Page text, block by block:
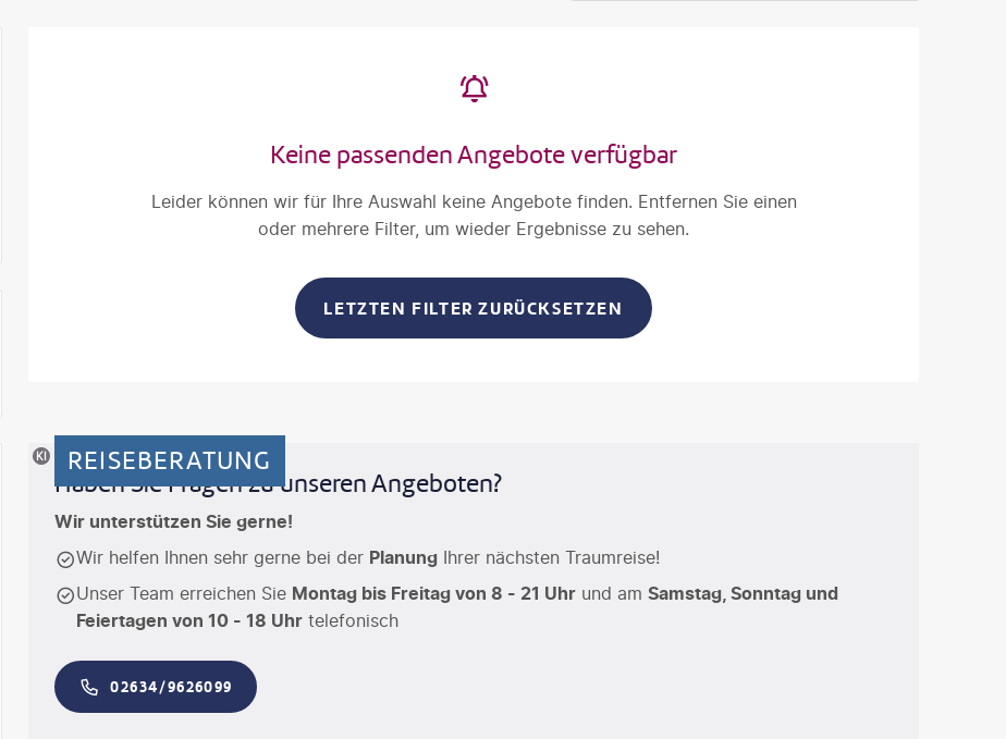
Keine passenden Angebote verfügbar
Leider können wir für Ihre Auswahl keine Angebote finden. Entfernen Sie einen
oder mehrere Filter, um wieder Ergebnisse zu sehen.
LETZTEN FILTER ZURÜCKSETZEN
KI-generiertes MotivREISEBERATUNG
Haben Sie Fragen zu unseren Angeboten?
Wir unterstützen Sie gerne!
Wir helfen Ihnen sehr gerne bei der Planung Ihrer nächsten Traumreise!
Unser Team erreichen Sie Montag bis Freitag von 8 - 21 Uhr und am Samstag, Sonntag und
Feiertagen von 10 - 18 Uhr telefonisch
02634/9626099